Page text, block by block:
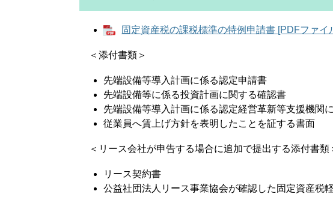
固定資産税の課税標準の特例申請書 [PDFファイ
＜添付書類＞
先端設備等導入計画に係る認定申請書
先端設備等に係る投資計画に関する確認書
先端設備等導入計画に係る認定経営革新等支援機関
従業員へ賃上げ方針を表明したことを証する書面
＜リース会社が申告する場合に追加で提出する添付書類
リース契約書
公益社団法人リース事業協会が確認した固定資産税